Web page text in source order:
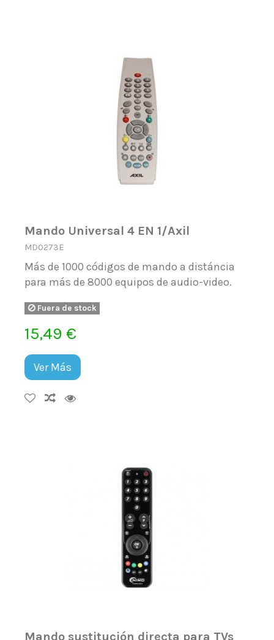
Mando Universal 4 EN 1/Axil
MD0273E
Más de 1000 códigos de mando a distáncia
para más de 8000 equipos de audio-video.
Fuera de stock
15,49 €
Ver Más
Mando sustitución directa para TVs